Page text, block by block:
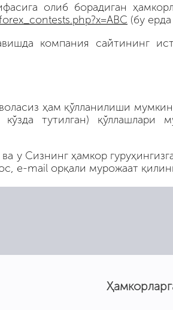
олиб борадиган
(бу ерда
компания сайтининг
ҳам қўлланилиши
тутилган) қўллашлари
у Сизнинг ҳамкор
e-mail орқали мурожаат